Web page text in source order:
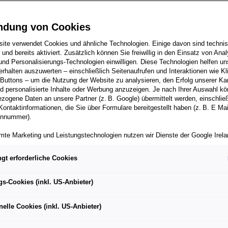
Vollzeit
von Cookies
verwendet Cookies und ähnliche Technologien. Einige davon sind
und bereits aktiviert. Zusätzlich können Sie freiwillig in den Einsatz von
Personalisierungs-Technologien einwilligen. Diese Technologien helfen
auszuwerten – einschließlich Seitenaufrufen und Interaktionen wie
– um die Nutzung der Website zu analysieren, den Erfolg unserer
personalisierte Inhalte oder Werbung anzuzeigen. Je nach Ihrer Auswahl
Daten an unsere Partner (z. B. Google) übermittelt werden,
die Sie über Formulare bereitgestellt haben (z. B. E
Marketing und Leistungstechnologien nutzen wir Dienste der Google
Datenschutzniveau; staatliche Zugriffe und eingeschränkte
können nicht ausgeschlossen werden. Die Übermittlung
einen personalisierten Link auf unsere Website gelangen und Marketing
von dem Ihnen zugeordneten Händler bzw. im Falle eines Porsche
erforderliche Cookies
Cookies (inkl. US-Anbieter)
Cookies (inkl. US-Anbieter)